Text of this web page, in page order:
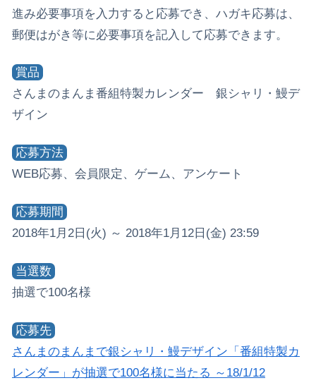
進み必要事項を入力すると応募でき、ハガキ応募は、
郵便はがき等に必要事項を記入して応募できます。
賞品
さんまのまんま番組特製カレンダー 銀シャリ・鰻デ
ザイン
応募方法
WEB応募、会員限定、ゲーム、アンケート
応募期間
2018年1月2日(火) ～ 2018年1月12日(金) 23:59
当選数
抽選で100名様
応募先
さんまのまんまで銀シャリ・鰻デザイン「番組特製カ
レンダー」が抽選で100名様に当たる ～18/1/12